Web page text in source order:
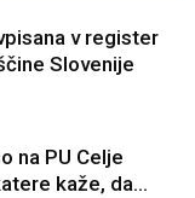
v register
Slovenije
na PU Celje
kaže, da...